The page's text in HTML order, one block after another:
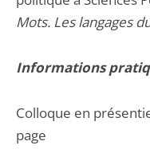
Mots. Les langages
Informations
Colloque en
page